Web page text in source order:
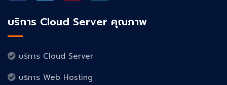
บริการ Cloud Server คุณภาพ
บริการ Cloud Server
บริการ Web Hosting